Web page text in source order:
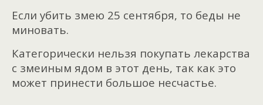
Если убить змею 25 сентября, то беды не
миновать.
Категорически нельзя покупать лекарства
с змеиным ядом в этот день, так как это
может принести большое несчастье.